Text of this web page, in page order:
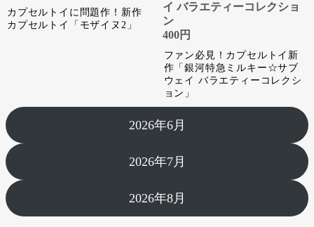
カプセルトイに問題作！新作
カプセルトイ「モザイヌ2」
イ バラエティーコレクショ
ン
400円
ファン必見！カプセルトイ新
作「銀河特急ミルキー☆サブ
ウェイ バラエティーコレクシ
ョン」
2026年6月
2026年7月
2026年8月